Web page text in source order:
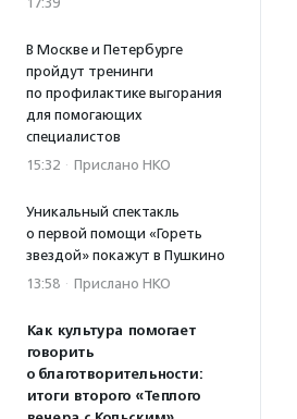
В Москве и Петербурге
пройдут тренинги
по профилактике выгорания
для помогающих
специалистов
15:32 · Прислано НКО
Уникальный спектакль
о первой помощи «Гореть
звездой» покажут в Пушкино
13:58 · Прислано НКО
Как культура помогает
говорить
о благотворительности:
итоги второго «Теплого